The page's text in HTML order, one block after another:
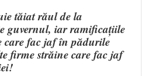
tăiat răul de la
guvernul, iar ramificațiile
care fac jaf în pădurile
firme străine care fac jaf